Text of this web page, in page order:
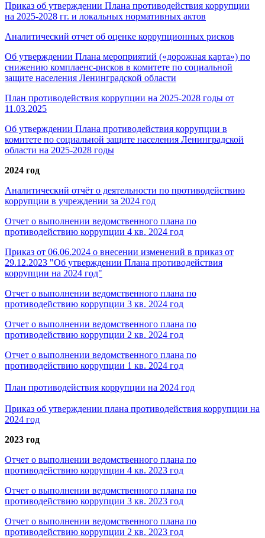
Приказ об утверждении Плана противодействия коррупции
на 2025-2028 гг. и локальных нормативных актов
Аналитический отчет об оценке коррупционных рисков
Об утверждении Плана мероприятий («дорожная карта») по
снижению комплаенс-рисков в комитете по социальной
защите населения Ленинградской области
План противодействия коррупции на 2025-2028 годы от
11.03.2025
Об утверждении Плана противодействия коррупции в
комитете по социальной защите населения Ленинградской
области на 2025-2028 годы
2024 год
Аналитический отчёт о деятельности по противодействию
коррупции в учреждении за 2024 год
Отчет о выполнении ведомственного плана по
противодействию коррупции 4 кв. 2024 год
Приказ от 06.06.2024 о внесении изменений в приказ от
29.12.2023 "Об утверждении Плана противодействия
коррупции на 2024 год"
Отчет о выполнении ведомственного плана по
противодействию коррупции 3 кв. 2024 год
Отчет о выполнении ведомственного плана по
противодействию коррупции 2 кв. 2024 год
Отчет о выполнении ведомственного плана по
противодействию коррупции 1 кв. 2024 год
План противодействия коррупции на 2024 год
Приказ об утверждении плана противодействия коррупции на
2024 год
2023 год
Отчет о выполнении ведомственного плана по
противодействию коррупции 4 кв. 2023 год
Отчет о выполнении ведомственного плана по
противодействию коррупции 3 кв. 2023 год
Отчет о выполнении ведомственного плана по
противодействию коррупции 2 кв. 2023 год